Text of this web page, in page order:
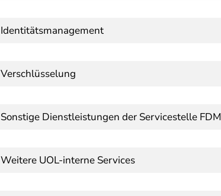
Identitätsmanagement
Verschlüsselung
Sonstige Dienstleistungen der Servicestelle FDM
Weitere UOL-interne Services